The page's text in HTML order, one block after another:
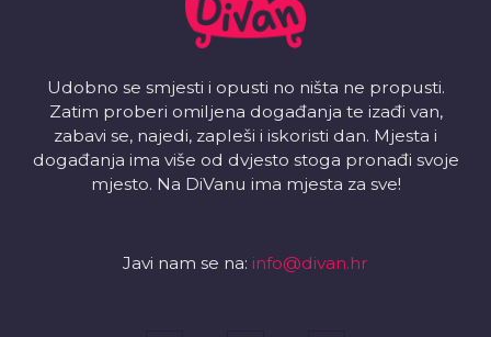
Udobno se smjesti i opusti no ništa ne propusti.
Zatim proberi omiljena događanja te izađi van,
zabavi se, najedi, zapleši i iskoristi dan. Mjesta i
događanja ima više od dvjesto stoga pronađi svoje
mjesto. Na DiVanu ima mjesta za sve!
Javi nam se na: info@divan.hr